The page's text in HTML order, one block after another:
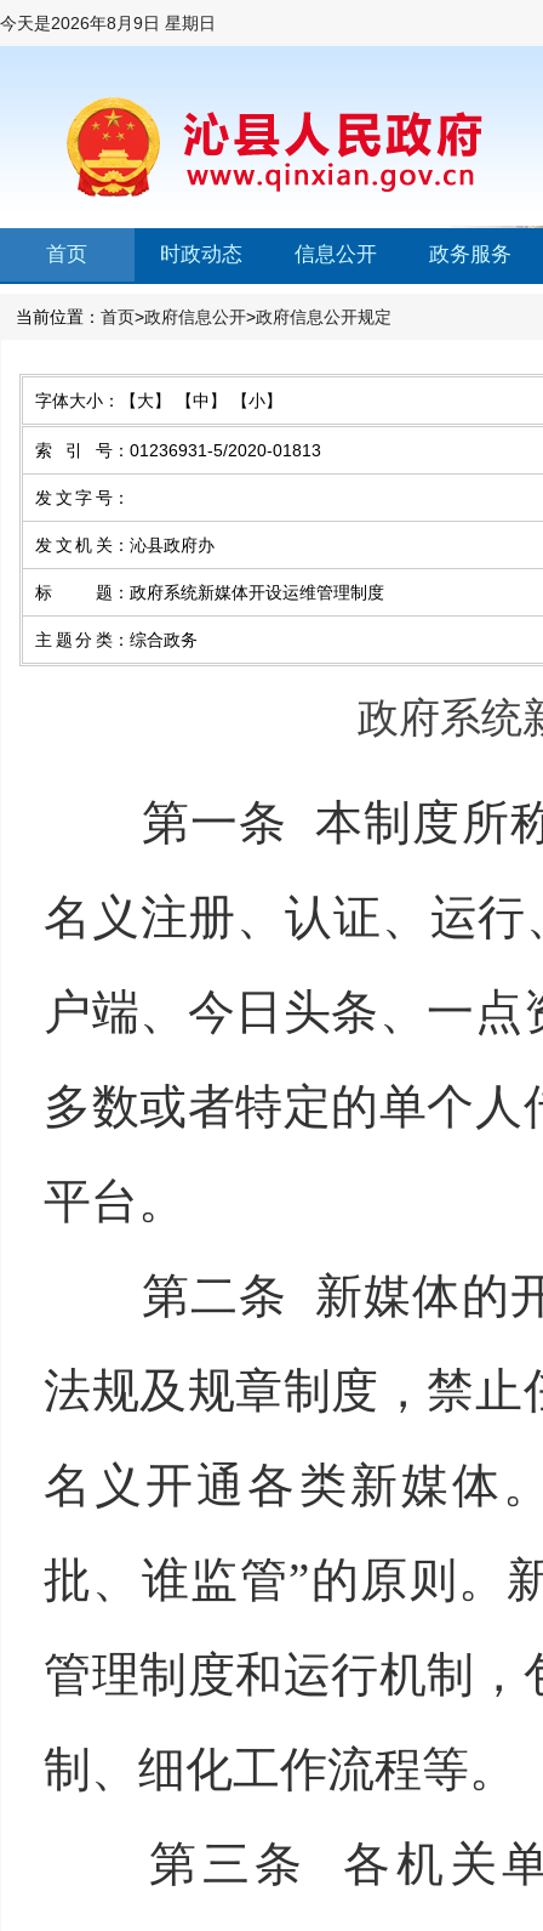
今天是2026年8月9日 星期日
首页 时政动态 信息公开 政务服务
当前位置： 首页>政府信息公开>政府信息公开规定
字体大小： 【大】 【中】 【小】
索引号 ： 01236931-5/2020-01813
发文字号 ：
发文机关 ： 沁县政府办
标题 ： 政府系统新媒体开设运维管理制度
主题分类 ： 综合政务
政府系统
第一条 本制度所
名义注册、认证、运
户端、今日头条、一
多数或者特定的单个
平台。
第二条 新媒体的
法规及规章制度，禁
名义开通各类新媒体
批、谁监管”的原则。
管理制度和运行机制
制、细化工作流程等。
第三条 各机关